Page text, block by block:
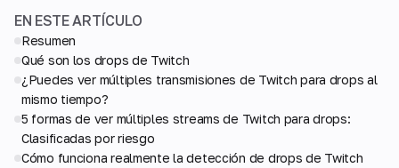
EN ESTE ARTÍCULO
Resumen
Qué son los drops de Twitch
¿Puedes ver múltiples transmisiones de Twitch para drops al
mismo tiempo?
5 formas de ver múltiples streams de Twitch para drops:
Clasificadas por riesgo
Cómo funciona realmente la detección de drops de Twitch